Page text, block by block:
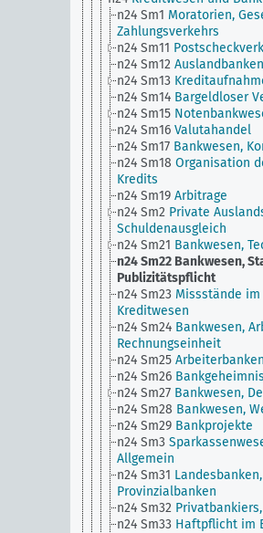
n24 Sm1 Moratorien,
Zahlungsverkehrs
n24 Sm11
n24 Sm12
n24 Sm13
n24 Sm14 Bargeldloser
n24 Sm15
n24 Sm16 Valutahandel
n24 Sm17 Bankwesen,
n24 Sm18 Organisation
Kredits
n24 Sm19 Arbitrage
n24 Sm2 Private
Schuldenausgleich
n24 Sm21 Bankwesen,
n24 Sm22 Bankwesen,
Publizitätspflicht
n24 Sm23 Missstände im
Kreditwesen
n24 Sm24 Bankwesen,
Rechnungseinheit
n24 Sm25
n24 Sm26 Bankgeheimnis
n24 Sm27 Bankwesen,
n24 Sm28 Bankwesen,
n24 Sm29 Bankprojekte
n24 Sm3
Allgemein
n24 Sm31
Provinzialbanken
n24 Sm32
n24 Sm33 Haftpflicht im